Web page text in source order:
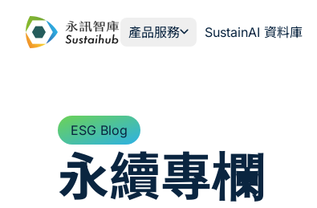
產品服務
SustainAI 資料庫
ESG Blog
永續專欄